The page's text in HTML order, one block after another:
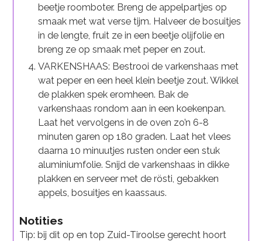
beetje roomboter. Breng de appelpartjes op
smaak met wat verse tijm. Halveer de bosuitjes
in de lengte, fruit ze in een beetje olijfolie en
breng ze op smaak met peper en zout.
VARKENSHAAS: Bestrooi de varkenshaas met
wat peper en een heel klein beetje zout. Wikkel
de plakken spek eromheen. Bak de
varkenshaas rondom aan in een koekenpan.
Laat het vervolgens in de oven zo’n 6-8
minuten garen op 180 graden. Laat het vlees
daarna 10 minuutjes rusten onder een stuk
aluminiumfolie. Snijd de varkenshaas in dikke
plakken en serveer met de rösti, gebakken
appels, bosuitjes en kaassaus.
Notities
Tip: bij dit op en top Zuid-Tiroolse gerecht hoort